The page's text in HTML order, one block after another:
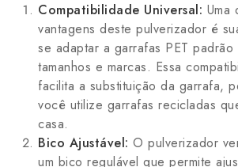
Compatibilidade Universal: Uma
vantagens deste pulverizador é
se adaptar a garrafas PET
tamanhos e marcas. Essa
facilita a substituição da garrafa,
você utilize garrafas recicladas
casa.
Bico Ajustável: O pulverizador
um bico regulável que permite